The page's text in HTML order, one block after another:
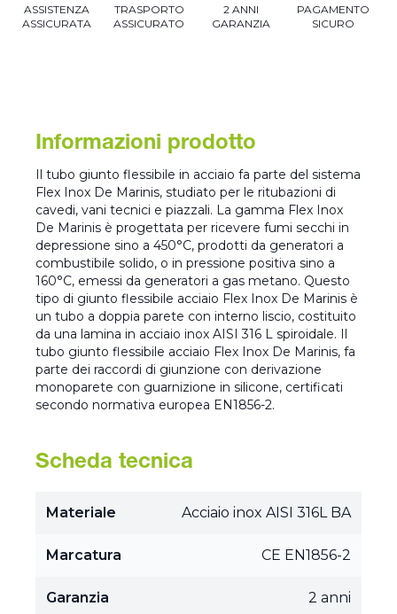
ASSISTENZA
ASSICURATA
TRASPORTO
ASSICURATO
2 ANNI
GARANZIA
PAGAMENTO
SICURO
Informazioni prodotto
Il tubo giunto flessibile in acciaio fa parte del sistema
Flex Inox De Marinis, studiato per le ritubazioni di
cavedi, vani tecnici e piazzali. La gamma Flex Inox
De Marinis è progettata per ricevere fumi secchi in
depressione sino a 450°C, prodotti da generatori a
combustibile solido, o in pressione positiva sino a
160°C, emessi da generatori a gas metano. Questo
tipo di giunto flessibile acciaio Flex Inox De Marinis è
un tubo a doppia parete con interno liscio, costituito
da una lamina in acciaio inox AISI 316 L spiroidale. Il
tubo giunto flessibile acciaio Flex Inox De Marinis, fa
parte dei raccordi di giunzione con derivazione
monoparete con guarnizione in silicone, certificati
secondo normativa europea EN1856-2.
Scheda tecnica
Materiale Acciaio inox AISI 316L BA
Marcatura CE EN1856-2
Garanzia 2 anni